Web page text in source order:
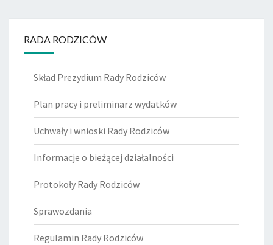
RADA RODZICÓW
Skład Prezydium Rady Rodziców
Plan pracy i preliminarz wydatków
Uchwały i wnioski Rady Rodziców
Informacje o bieżącej działalności
Protokoły Rady Rodziców
Sprawozdania
Regulamin Rady Rodziców